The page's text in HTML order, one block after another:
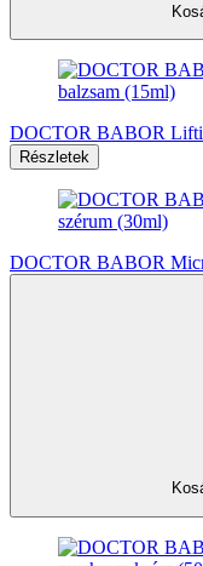
DOCTOR BABOR
Részletek
DOCTOR BABOR